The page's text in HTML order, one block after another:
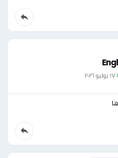
·١٧ يوليو ٢٠٢٦